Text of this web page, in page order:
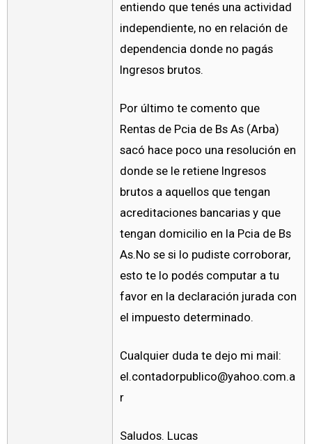
entiendo que tenés una actividad
independiente, no en relación de
dependencia donde no pagás
Ingresos brutos.
Por último te comento que
Rentas de Pcia de Bs As (Arba)
sacó hace poco una resolución en
donde se le retiene Ingresos
brutos a aquellos que tengan
acreditaciones bancarias y que
tengan domicilio en la Pcia de Bs
As.No se si lo pudiste corroborar,
esto te lo podés computar a tu
favor en la declaración jurada con
el impuesto determinado.
Cualquier duda te dejo mi mail:
el.contadorpublico@yahoo.com.a
r
Saludos. Lucas